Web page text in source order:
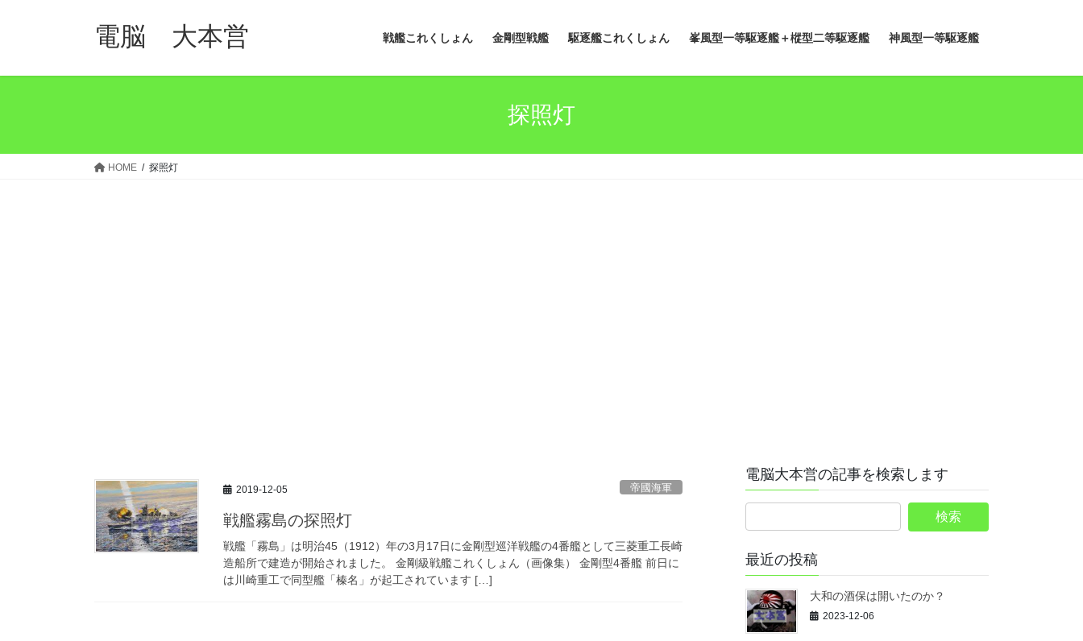
電脳 大本営 戦艦これくしょん 金剛型戦艦 駆逐艦これくしょん 峯風型一等駆逐艦＋樅型二等駆逐艦 神風型一等駆逐艦
探照灯
HOME 探照灯
2019-12-05 帝國海軍
戦艦霧島の探照灯
戦艦「霧島」は明治45（1912）年の3月17日に金剛型巡洋戦艦の4番艦として三菱重工長崎
造船所で建造が開始されました。 金剛級戦艦これくしょん（画像集） 金剛型4番艦 前日に
は川崎重工で同型艦「榛名」が起工されています […]
電脳大本営の記事を検索します
最近の投稿
大和の酒保は開いたのか？
2023-12-06